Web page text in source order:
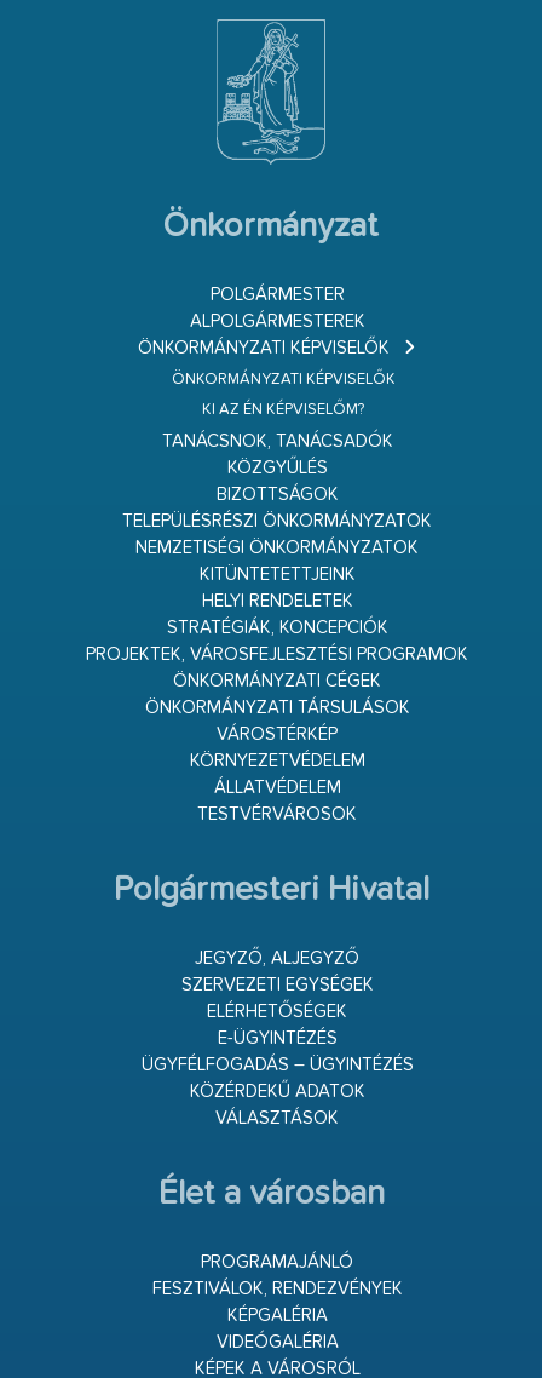
Önkormányzat
POLGÁRMESTER
ALPOLGÁRMESTEREK
ÖNKORMÁNYZATI KÉPVISELŐK
ÖNKORMÁNYZATI KÉPVISELŐK
KI AZ ÉN KÉPVISELŐM?
TANÁCSNOK, TANÁCSADÓK
KÖZGYŰLÉS
BIZOTTSÁGOK
TELEPÜLÉSRÉSZI ÖNKORMÁNYZATOK
NEMZETISÉGI ÖNKORMÁNYZATOK
KITÜNTETETTJEINK
HELYI RENDELETEK
STRATÉGIÁK, KONCEPCIÓK
PROJEKTEK, VÁROSFEJLESZTÉSI PROGRAMOK
ÖNKORMÁNYZATI CÉGEK
ÖNKORMÁNYZATI TÁRSULÁSOK
VÁROSTÉRKÉP
KÖRNYEZETVÉDELEM
ÁLLATVÉDELEM
TESTVÉRVÁROSOK
Polgármesteri Hivatal
JEGYZŐ, ALJEGYZŐ
SZERVEZETI EGYSÉGEK
ELÉRHETŐSÉGEK
E-ÜGYINTÉZÉS
ÜGYFÉLFOGADÁS – ÜGYINTÉZÉS
KÖZÉRDEKŰ ADATOK
VÁLASZTÁSOK
Élet a városban
PROGRAMAJÁNLÓ
FESZTIVÁLOK, RENDEZVÉNYEK
KÉPGALÉRIA
VIDEÓGALÉRIA
KÉPEK A VÁROSRÓL